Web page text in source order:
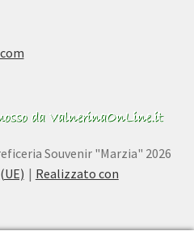
Souvenir "Marzia" 2026
Realizzato con